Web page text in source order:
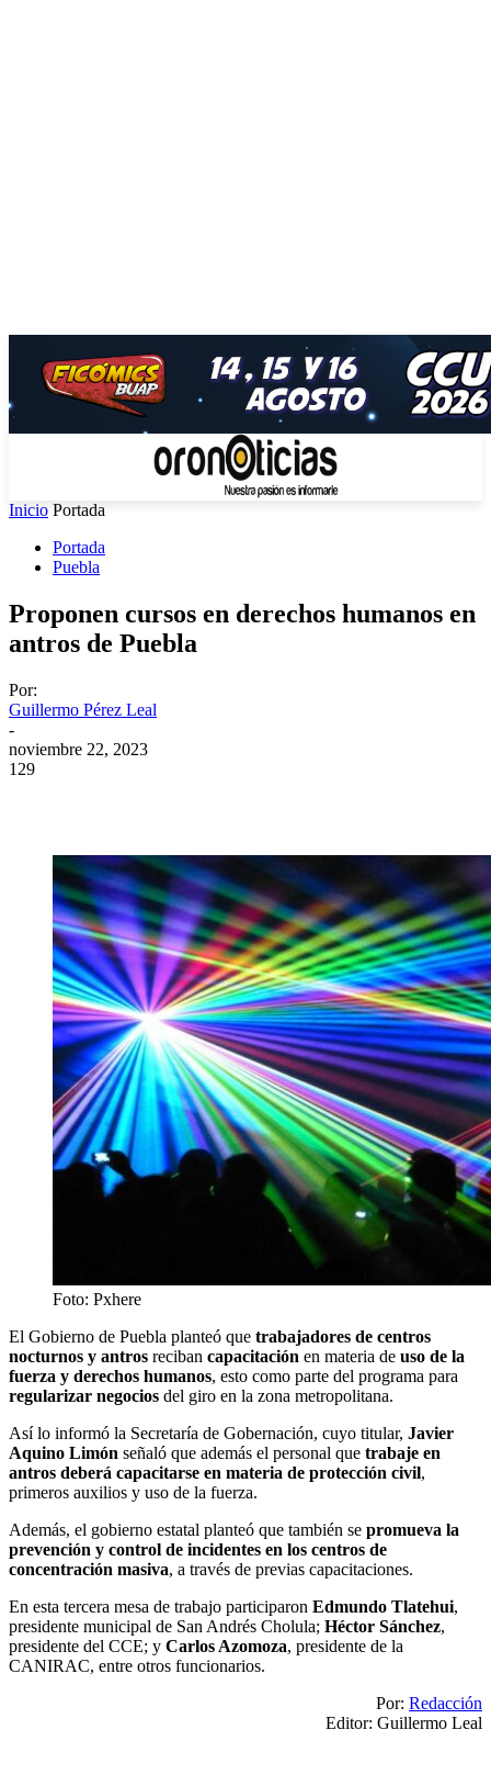
Inicio Portada
Portada
Puebla
Proponen cursos en derechos humanos en
antros de Puebla
Por:
Guillermo Pérez Leal
-
noviembre 22, 2023
129
Foto: Pxhere
El Gobierno de Puebla planteó que trabajadores de centros
nocturnos y antros reciban capacitación en materia de uso de la
fuerza y derechos humanos, esto como parte del programa para
regularizar negocios del giro en la zona metropolitana.
Así lo informó la Secretaría de Gobernación, cuyo titular, Javier
Aquino Limón señaló que además el personal que trabaje en
antros deberá capacitarse en materia de protección civil,
primeros auxilios y uso de la fuerza.
Además, el gobierno estatal planteó que también se promueva la
prevención y control de incidentes en los centros de
concentración masiva, a través de previas capacitaciones.
En esta tercera mesa de trabajo participaron Edmundo Tlatehui,
presidente municipal de San Andrés Cholula; Héctor Sánchez,
presidente del CCE; y Carlos Azomoza, presidente de la
CANIRAC, entre otros funcionarios.
Por: Redacción
Editor: Guillermo Leal